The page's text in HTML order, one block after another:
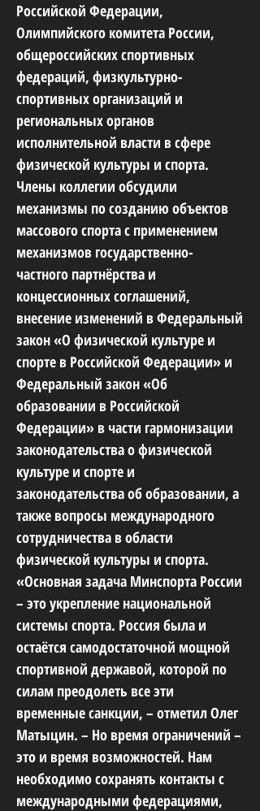
Российской Федерации,
Олимпийского комитета России,
общероссийских спортивных
федераций, физкультурно-
спортивных организаций и
региональных органов
исполнительной власти в сфере
физической культуры и спорта.
Члены коллегии обсудили
механизмы по созданию объектов
массового спорта с применением
механизмов государственно-
частного партнёрства и
концессионных соглашений,
внесение изменений в Федеральный
закон «О физической культуре и
спорте в Российской Федерации» и
Федеральный закон «Об
образовании в Российской
Федерации» в части гармонизации
законодательства о физической
культуре и спорте и
законодательства об образовании, а
также вопросы международного
сотрудничества в области
физической культуры и спорта.
«Основная задача Минспорта России
– это укрепление национальной
системы спорта. Россия была и
остаётся самодостаточной мощной
спортивной державой, которой по
силам преодолеть все эти
временные санкции, – отметил Олег
Матыцин. – Но время ограничений –
это и время возможностей. Нам
необходимо сохранять контакты с
международными федерациями,